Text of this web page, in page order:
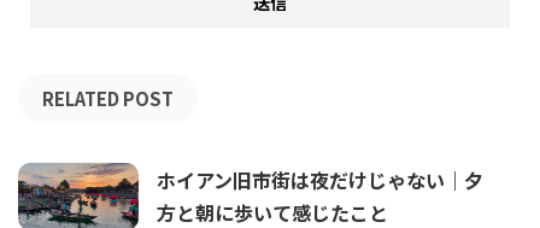
RELATED POST
ホイアン旧市街は夜だけじゃない｜夕
方と朝に歩いて感じたこと